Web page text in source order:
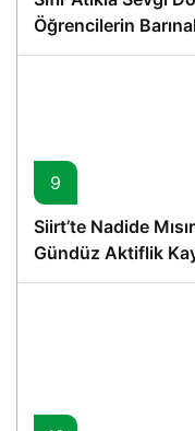
Öğrencilerin
Proje
9
Siirt’te Nadide
Gündüz Aktiflik